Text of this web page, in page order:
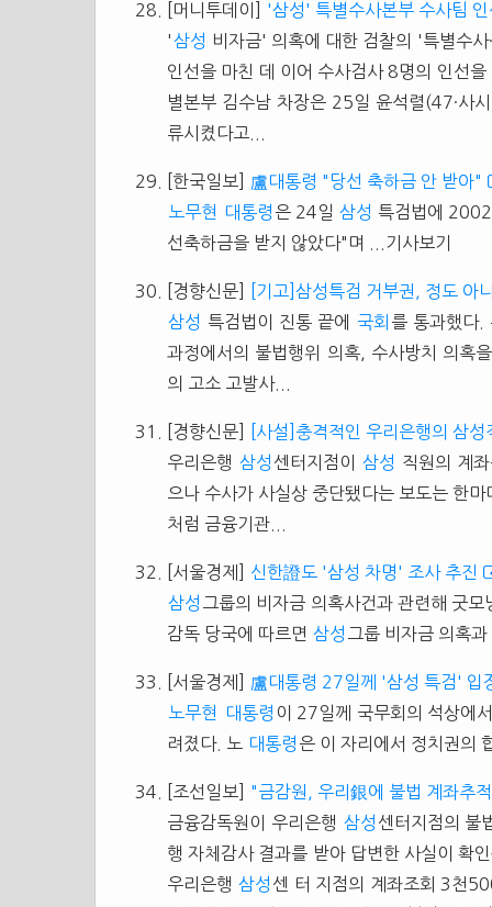
[머니투데이]
'삼성' 특별수사본부 수사팀
'삼성 비자금' 의혹에 대한 검찰의 '특별수
인선을 마친 데 이어 수사검사 8명의 인선
별본부 김수남 차장은 25일 윤석렬(47·사
류시켰다고...
[한국일보]
盧대통령 "당선 축하금 안 받아"
노무현
대통령 은 24일 삼성 특검법에
선축하금을 받지 않았다"며 ...기사보기
[경향신문]
[기고]삼성특검 거부권, 정도 아
삼성 특검법이 진통 끝에 국회 를 통과했다.
과정에서의 불법행위 의혹, 수사방치 의혹
의 고소 고발사...
[경향신문]
[사설]충격적인 우리은행의 삼성
우리은행 삼성 센터지점이 삼성 직원의 계
으나 수사가 사실상 중단됐다는 보도는 한
처럼 금융기관...
[서울경제]
신한證도 '삼성 차명' 조사 추진
삼성 그룹의 비자금 의혹사건과 관련해 굿
감독 당국에 따르면 삼성 그룹 비자금 의혹
[서울경제]
盧대통령 27일께 '삼성 특검' 입
노무현
대통령 이 27일께 국무회의 석상에
려졌다. 노 대통령 은 이 자리에서 정치권의
[조선일보]
"금감원, 우리銀에 불법 계좌추
금융감독원이 우리은행 삼성 센터지점의 불
행 자체감사 결과를 받아 답변한 사실이 확
우리은행 삼성 센 터 지점의 계좌조회 3천